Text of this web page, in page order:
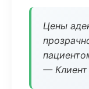
Цены
— Клиент